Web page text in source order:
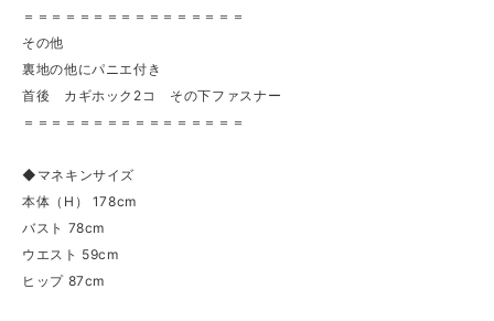
＝＝＝＝＝＝＝＝＝＝＝＝＝＝＝＝
その他
裏地の他にパニエ付き
首後 カギホック2コ その下ファスナー
＝＝＝＝＝＝＝＝＝＝＝＝＝＝＝＝
◆マネキンサイズ
本体（H） 178cm
バスト 78cm
ウエスト 59cm
ヒップ 87cm